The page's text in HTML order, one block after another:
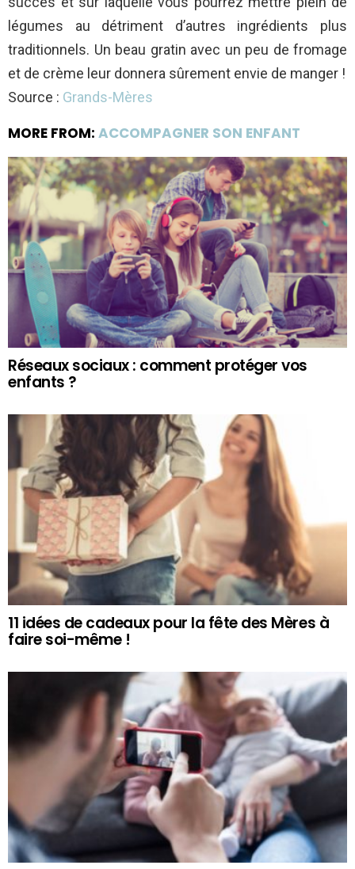
légumes au détriment d’autres ingrédients plus
traditionnels. Un beau gratin avec un peu de fromage
et de crème leur donnera sûrement envie de manger !
Source : Grands-Mères
MORE FROM: ACCOMPAGNER SON ENFANT
Réseaux sociaux : comment protéger vos
enfants ?
11 idées de cadeaux pour la fête des Mères à
faire soi-même !